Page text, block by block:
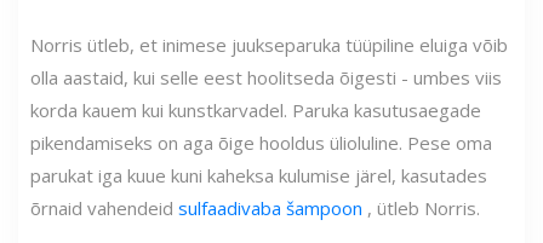
Norris ütleb, et inimese juukseparuka tüüpiline eluiga võib
olla aastaid, kui selle eest hoolitseda õigesti - umbes viis
korda kauem kui kunstkarvadel. Paruka kasutusaegade
pikendamiseks on aga õige hooldus ülioluline. Pese oma
parukat iga kuue kuni kaheksa kulumise järel, kasutades
õrnaid vahendeid sulfaadivaba šampoon , ütleb Norris.